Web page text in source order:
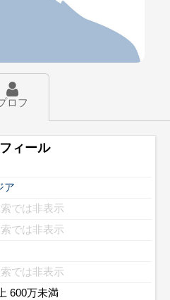
ロフ
ィール
ア
では非表示
では非表示
では非表示
600万未満